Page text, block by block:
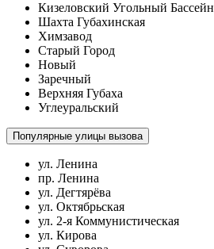
Кизеловский Угольный Бассейн
Шахта Губахинская
Химзавод
Старый Город
Новый
Заречный
Верхняя Губаха
Углеуральский
Популярные улицы вызова
ул. Ленина
пр. Ленина
ул. Дегтярёва
ул. Октябрьская
ул. 2-я Коммунистическая
ул. Кирова